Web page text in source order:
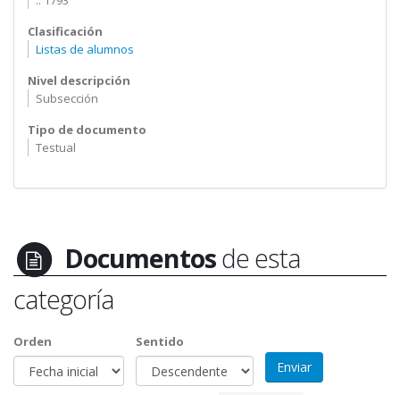
Clasificación
Listas de alumnos
Nivel descripción
Subsección
Tipo de documento
Testual
Documentosde esta
categoría
Orden Sentido